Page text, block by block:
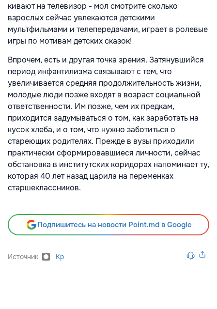
кивают на телевизор - мол смотрите сколько
взрослых сейчас увлекаются детскими
мультфильмами и телепередачами, играет в ролевые
игры по мотивам детских сказок!
Впрочем, есть и другая точка зрения. Затянувшийся
период инфантилизма связывают с тем, что
увеличивается средняя продолжительность жизни,
молодые люди позже входят в возраст социальной
ответственности. Им позже, чем их предкам,
приходится задумываться о том, как заработать на
кусок хлеба, и о том, что нужно заботиться о
стареющих родителях. Прежде в вузы приходили
практически сформировавшиеся личности, сейчас
обстановка в институтских коридорах напоминает ту,
которая 40 лет назад царила на переменках
старшеклассников.
Подпишитесь на новости Point.md в Google
Источник Kp